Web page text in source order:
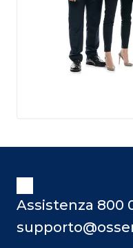
Assistenza 800